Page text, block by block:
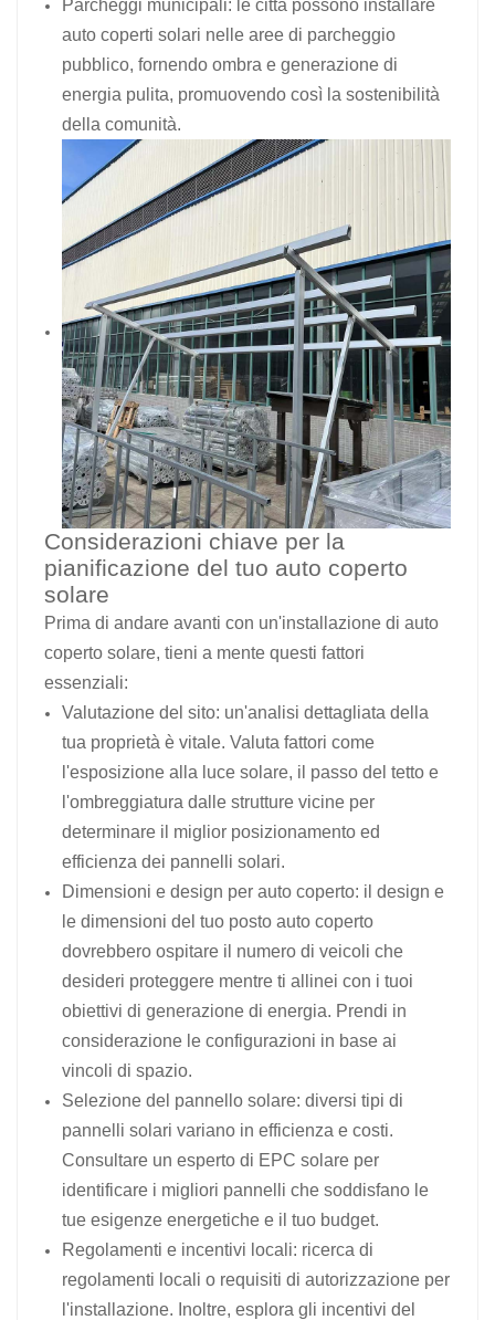
Parcheggi municipali: le città possono installare
auto coperti solari nelle aree di parcheggio
pubblico, fornendo ombra e generazione di
energia pulita, promuovendo così la sostenibilità
della comunità.
Considerazioni chiave per la
pianificazione del tuo auto coperto
solare
Prima di andare avanti con un'installazione di auto
coperto solare, tieni a mente questi fattori
essenziali:
Valutazione del sito: un'analisi dettagliata della
tua proprietà è vitale. Valuta fattori come
l'esposizione alla luce solare, il passo del tetto e
l'ombreggiatura dalle strutture vicine per
determinare il miglior posizionamento ed
efficienza dei pannelli solari.
Dimensioni e design per auto coperto: il design e
le dimensioni del tuo posto auto coperto
dovrebbero ospitare il numero di veicoli che
desideri proteggere mentre ti allinei con i tuoi
obiettivi di generazione di energia. Prendi in
considerazione le configurazioni in base ai
vincoli di spazio.
Selezione del pannello solare: diversi tipi di
pannelli solari variano in efficienza e costi.
Consultare un esperto di EPC solare per
identificare i migliori pannelli che soddisfano le
tue esigenze energetiche e il tuo budget.
Regolamenti e incentivi locali: ricerca di
regolamenti locali o requisiti di autorizzazione per
l'installazione. Inoltre, esplora gli incentivi del